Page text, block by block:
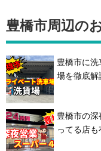
豊橋市周辺の
豊橋市に
場を徹底解
豊橋市の
ってる店も